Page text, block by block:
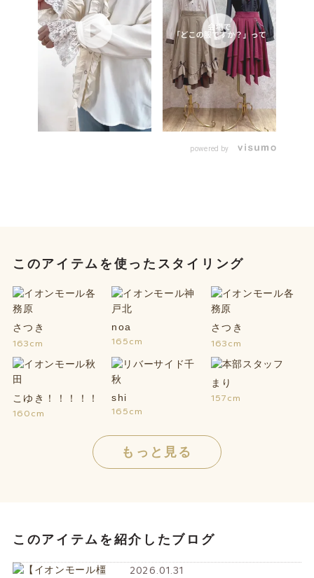
powered by
このアイテムを使ったスタイリング
さつき
163cm
noa
165cm
さつき
163cm
こゆき！！！！！
160cm
shi
165cm
まり
157cm
もっと見る
このアイテムを紹介したブログ
2026.01.31